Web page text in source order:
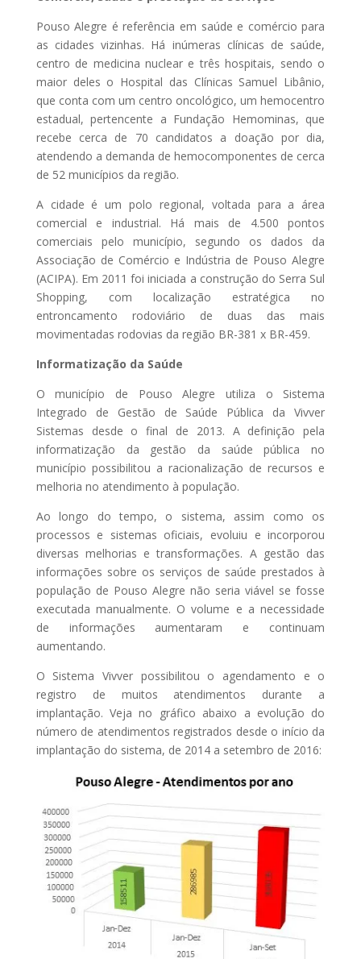
Pouso Alegre é referência em saúde e comércio para
as cidades vizinhas. Há inúmeras clínicas de saúde,
centro de medicina nuclear e três hospitais, sendo o
maior deles o Hospital das Clínicas Samuel Libânio,
que conta com um centro oncológico, um hemocentro
estadual, pertencente a Fundação Hemominas, que
recebe cerca de 70 candidatos a doação por dia,
atendendo a demanda de hemocomponentes de cerca
de 52 municípios da região.
A cidade é um polo regional, voltada para a área
comercial e industrial. Há mais de 4.500 pontos
comerciais pelo município, segundo os dados da
Associação de Comércio e Indústria de Pouso Alegre
(ACIPA). Em 2011 foi iniciada a construção do Serra Sul
Shopping, com localização estratégica no
entroncamento rodoviário de duas das mais
movimentadas rodovias da região BR-381 x BR-459.
Informatização da Saúde
O município de Pouso Alegre utiliza o Sistema
Integrado de Gestão de Saúde Pública da Vivver
Sistemas desde o final de 2013. A definição pela
informatização da gestão da saúde pública no
município possibilitou a racionalização de recursos e
melhoria no atendimento à população.
Ao longo do tempo, o sistema, assim como os
processos e sistemas oficiais, evoluiu e incorporou
diversas melhorias e transformações. A gestão das
informações sobre os serviços de saúde prestados à
população de Pouso Alegre não seria viável se fosse
executada manualmente. O volume e a necessidade
de informações aumentaram e continuam
aumentando.
O Sistema Vivver possibilitou o agendamento e o
registro de muitos atendimentos durante a
implantação. Veja no gráfico abaixo a evolução do
número de atendimentos registrados desde o início da
implantação do sistema, de 2014 a setembro de 2016: